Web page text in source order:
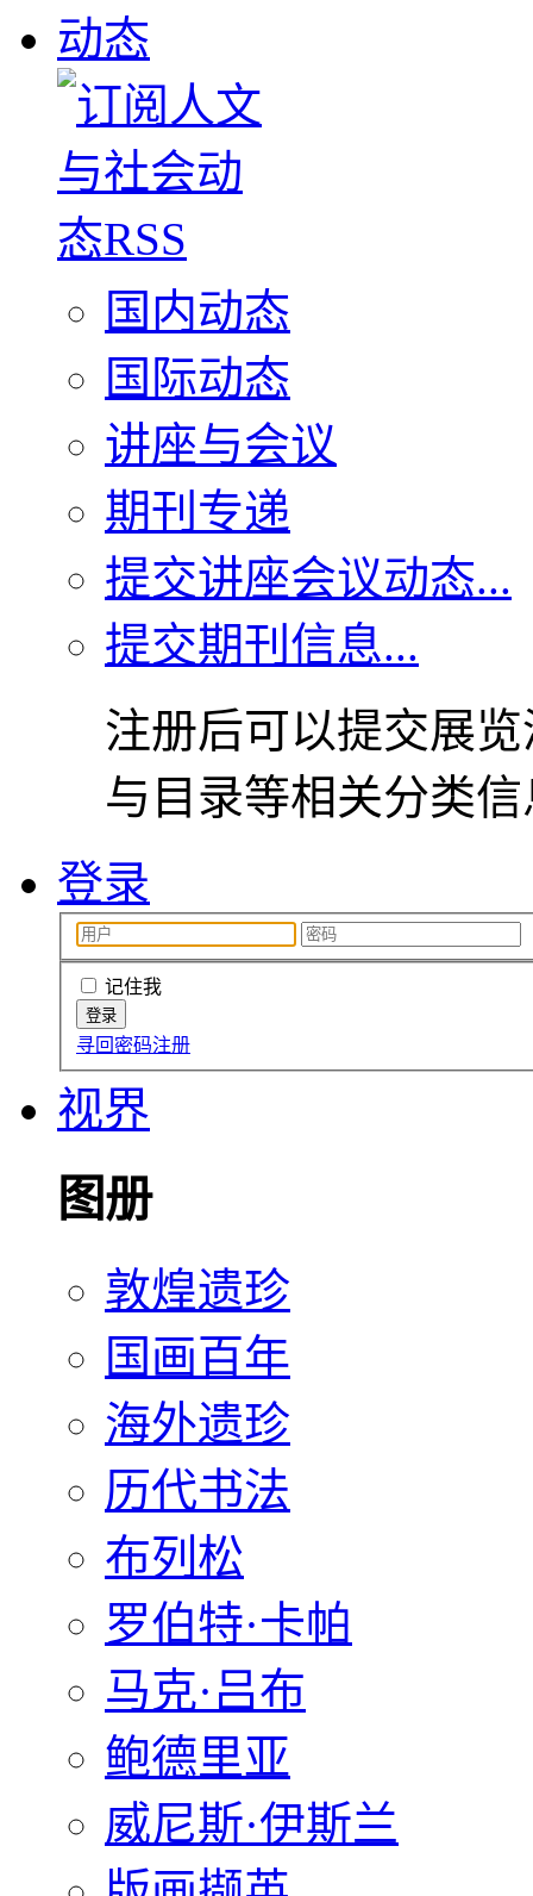
动态
国内动态
国际动态
讲座与会议
期刊专递
提交讲座会议动态...
提交期刊信息...
注册后可以提交展
与目录等相关分类
登录
记住我
寻回密码注册
视界
图册
敦煌遗珍
国画百年
海外遗珍
历代书法
布列松
罗伯特·卡帕
马克·吕布
鲍德里亚
威尼斯·伊斯兰